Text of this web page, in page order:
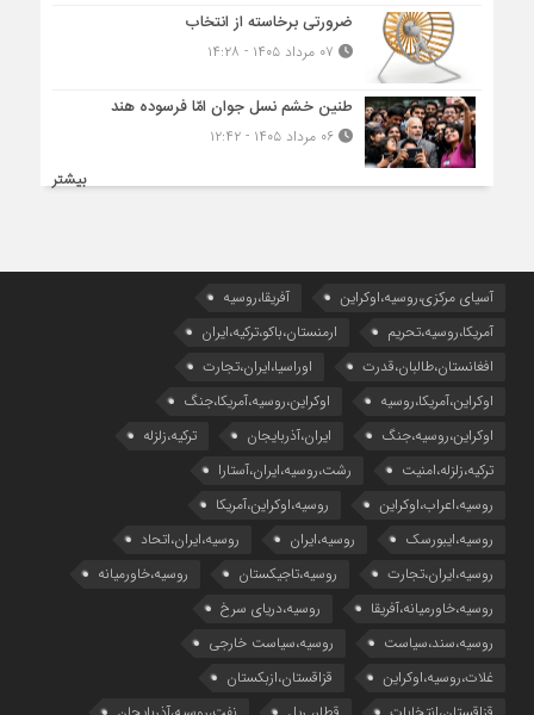
ضرورتی برخاسته از انتخاب
طنین خشم نسل جوان امّا فرسوده هند
۰۶ مرداد ۱۴۰۵ - ۱۲:۴۲
بیشتر
آسیای مرکزی،روسیه،اوکراین
آفریقا،روسیه
آمریکا،روسیه،تحریم
ارمنستان،باکو،ترکیه،ایران
افغانستان،طالبان،قدرت
اوراسیا،ایران،تجارت
اوکراین،آمریکا،روسیه
اوکراین،روسیه،آمریکا،جنگ
اوکراین،روسیه،جنگ
ایران،آذربایجان
ترکیه،زلزله
ترکیه،زلزله،امنیت
رشت،روسیه،ایران،آستارا
روسیه،اعراب،اوکراین
روسیه،اوکراین،آمریکا
روسیه،ایبورسک
روسیه،ایران
روسیه،ایران،اتحاد
روسیه،ایران،تجارت
روسیه،تاجیکستان
روسیه،خاورمیانه
روسیه،خاورمیانه،آفریقا
روسیه،دریای سرخ
روسیه،سند،سیاست
روسیه،سیاست خارجی
غلات،روسیه،اوکراین
قزاقستان،ازبکستان